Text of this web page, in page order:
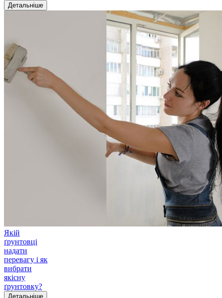
Детальніше
Якій
ґрунтовці
надати
перевагу і як
вибрати
якісну
ґрунтовку?
Детальніше